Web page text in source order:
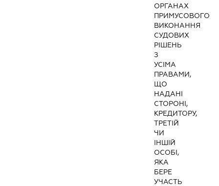
ОРГАНАХ
ПРИМУСОВОГО
ВИКОНАННЯ
СУДОВИХ
РІШЕНЬ
З
УСІМА
ПРАВАМИ,
ЩО
НАДАНІ
СТОРОНІ,
КРЕДИТОРУ,
ТРЕТІЙ
ЧИ
ІНШІЙ
ОСОБІ,
ЯКА
БЕРЕ
УЧАСТЬ